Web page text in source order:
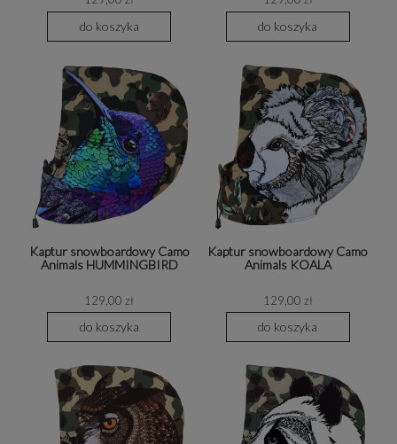
do koszyka do koszyka
Kaptur snowboardowy Camo
Animals HUMMINGBIRD
129,00 zł
do koszyka
Kaptur snowboardowy Camo
Animals KOALA
129,00 zł
do koszyka